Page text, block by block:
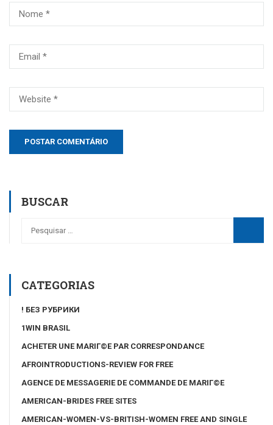
BUSCAR
CATEGORIAS
! БЕЗ РУБРИКИ
1WIN BRASIL
ACHETER UNE MARIГ©E PAR CORRESPONDANCE
AFROINTRODUCTIONS-REVIEW FOR FREE
AGENCE DE MESSAGERIE DE COMMANDE DE MARIГ©E
AMERICAN-BRIDES FREE SITES
AMERICAN-WOMEN-VS-BRITISH-WOMEN FREE AND SINGLE